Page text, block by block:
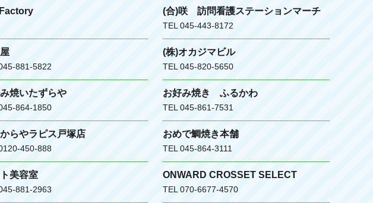
(合)咲 訪問看護ステーションマーチ
TEL 045-443-8172
881-5822
(株)オカジマビル
TEL 045-820-5650
焼いたずらや
864-1850
お好み焼き ふるかわ
TEL 045-861-7531
らやラピス戸塚店
450-888
おめで鯛焼き本舗
TEL 045-864-3111
美容室
881-2963
ONWARD CROSSET SELECT
TEL 070-6677-4570